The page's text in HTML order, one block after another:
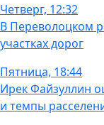
Четверг, 12:32
В Переволоцком
участках дорог
Пятница, 18:44
Ирек Файзуллин
и темпы